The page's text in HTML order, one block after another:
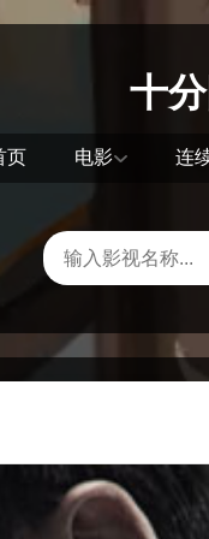
十
页 电影 连